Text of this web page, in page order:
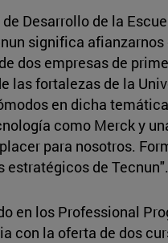
Desarrollo de la
significa
dos empresas de
las fortalezas de la
en dicha
como Merck y
para nosotros.
estratégicos de Tecnun".
en los Professional
con la oferta de dos